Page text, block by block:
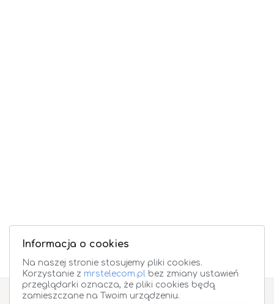
Informacja o cookies
Na naszej stronie stosujemy pliki cookies.
Korzystanie z mrstelecom.pl bez zmiany ustawień
przeglądarki oznacza, że pliki cookies będą
zamieszczane na Twoim urządzeniu.